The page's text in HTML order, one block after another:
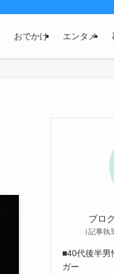
おでかけ エンタメ
ブロ
（記事
■40代後半男
ガー